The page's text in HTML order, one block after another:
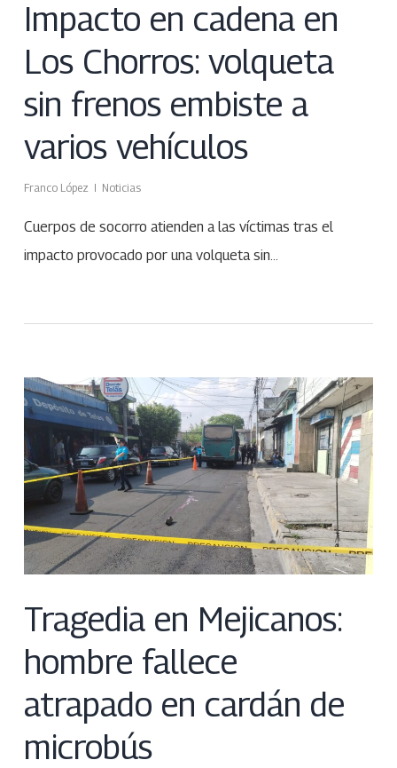
Impacto en cadena en
Los Chorros: volqueta
sin frenos embiste a
varios vehículos
Franco López Noticias
Cuerpos de socorro atienden a las víctimas tras el
impacto provocado por una volqueta sin…
Tragedia en Mejicanos:
hombre fallece
atrapado en cardán de
microbús